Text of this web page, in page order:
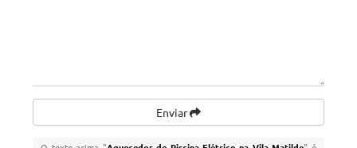
Enviar